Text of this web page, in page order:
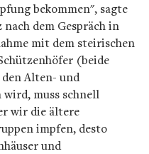
bekommen", sagte
dem Gespräch in
mit dem steirischen
(beide
Alten- und
muss schnell
wir die ältere
impfen, desto
und